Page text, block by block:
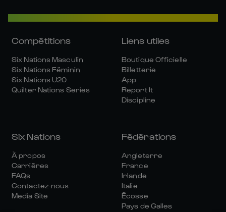
Compétitions
Six Nations Masculin
Six Nations Féminin
Six Nations U20
Quilter Nations Series
Liens utiles
Boutique Officielle
Billetterie
App
Report It
Discipline
Six Nations
À propos
Carrières
FAQs
Contactez-nous
Media Site
Fédérations
Angleterre
France
Irlande
Italie
Écosse
Pays de Galles